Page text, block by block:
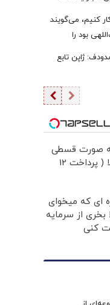
کار کنیم، می‌گویند
بود را
ژاپن تابع
صورت قسطی
از دیجی‌کالا ( پرداخت 12
ای که میخوای
بخری از سرمایه
کنی